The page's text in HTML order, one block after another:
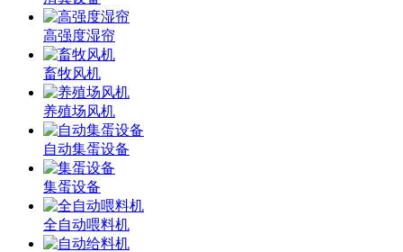
高强度湿帘
畜牧风机
养殖场风机
自动集蛋设备
集蛋设备
全自动喂料机